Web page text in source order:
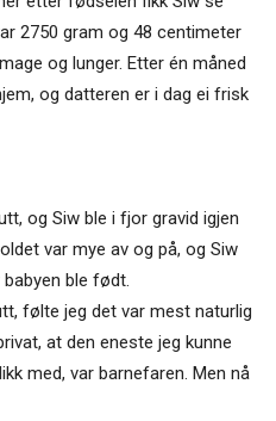
2750 gram og 48 centimeter
og lunger. Etter én måned
og datteren er i dag ei frisk
og Siw ble i fjor gravid igjen
var mye av og på, og Siw
ble født.
følte jeg det var mest naturlig
at den eneste jeg kunne
med, var barnefaren. Men nå